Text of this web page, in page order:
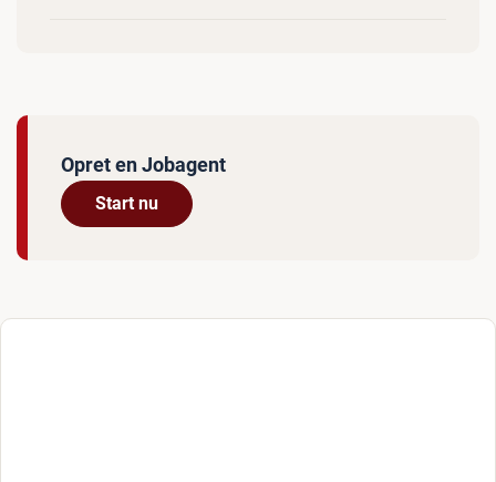
Opret en Jobagent
Start nu